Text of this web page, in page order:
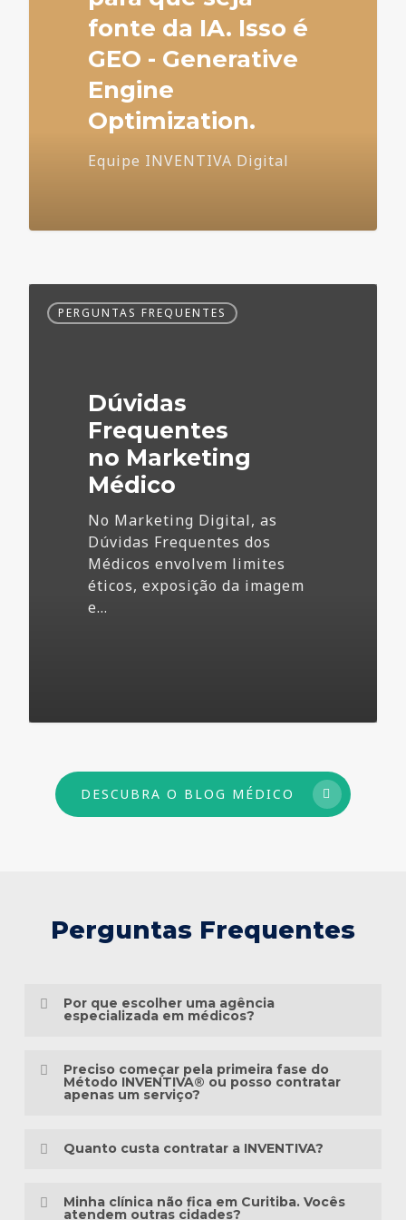
fonte da IA. Isso é
GEO - Generative
Engine
Optimization.
Equipe INVENTIVA Digital
Frequentes
PERGUNTAS FREQUENTES
Dúvidas
Frequentes
no Marketing
Médico
No Marketing Digital, as
Dúvidas Frequentes dos
Médicos envolvem limites
éticos, exposição da imagem
e…
DESCUBRA O BLOG MÉDICO
Perguntas Frequentes
Por que escolher uma agência
especializada em médicos?
mais do que conhecimento em publicidade.
paciente, as particularidades das
como as pessoas pesquisam sintomas,
Preciso começar pela primeira fase do
Método INVENTIVA® ou posso contratar
apenas um serviço?
diferente da sua presença digital. Algumas
Quanto custa contratar a INVENTIVA?
padronizados, porque cada clínica possui
Minha clínica não fica em Curitiba. Vocês
atendem outras cidades?